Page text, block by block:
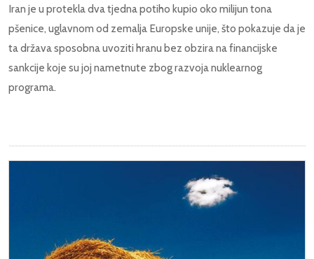
Iran je u protekla dva tjedna potiho kupio oko milijun tona
pšenice, uglavnom od zemalja Europske unije, što pokazuje da je
ta država sposobna uvoziti hranu bez obzira na financijske
sankcije koje su joj nametnute zbog razvoja nuklearnog
programa.